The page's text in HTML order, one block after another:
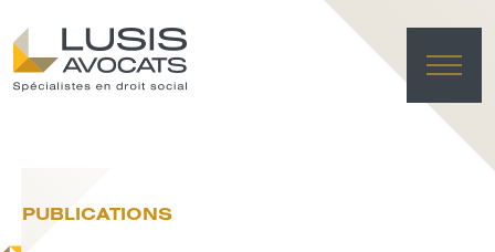
PUBLICATIONS